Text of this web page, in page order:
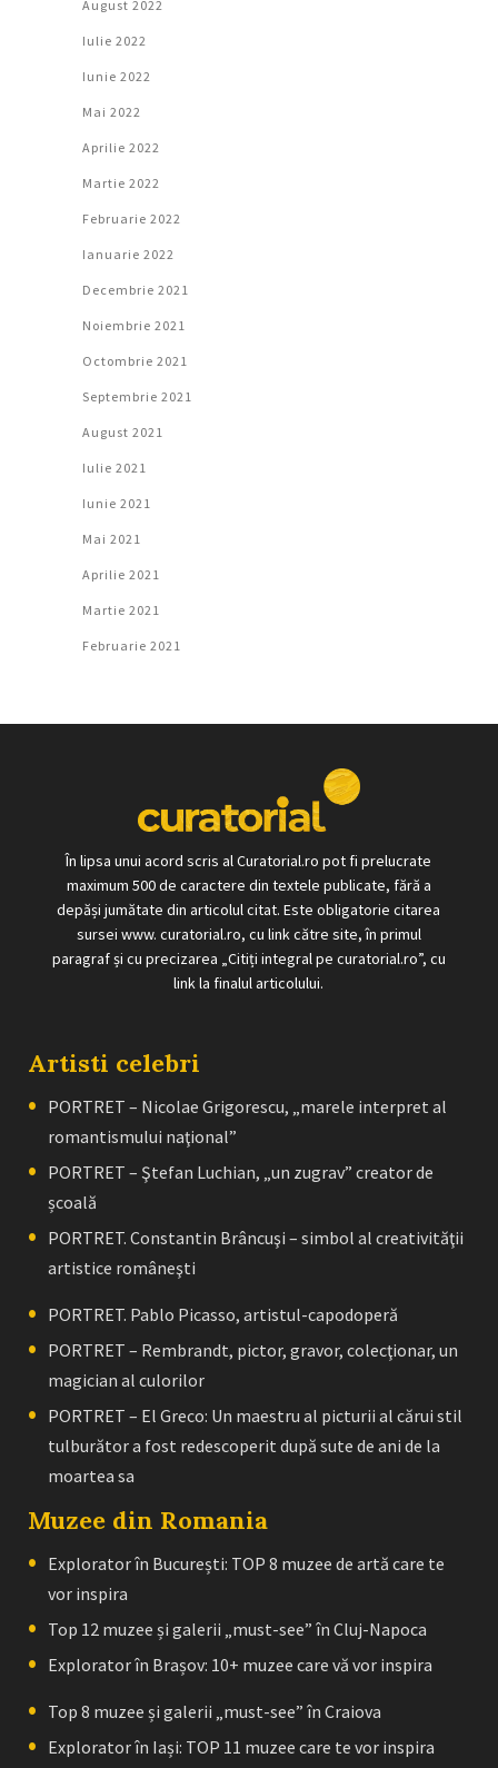
August 2022
Iulie 2022
Iunie 2022
Mai 2022
Aprilie 2022
Martie 2022
Februarie 2022
Ianuarie 2022
Decembrie 2021
Noiembrie 2021
Octombrie 2021
Septembrie 2021
August 2021
Iulie 2021
Iunie 2021
Mai 2021
Aprilie 2021
Martie 2021
Februarie 2021
În lipsa unui acord scris al Curatorial.ro pot fi prelucrate
maximum 500 de caractere din textele publicate, fără a
depăși jumătate din articolul citat. Este obligatorie citarea
sursei www. curatorial.ro, cu link către site, în primul
paragraf și cu precizarea „Citiți integral pe curatorial.ro”, cu
link la finalul articolului.
Artisti celebri
PORTRET – Nicolae Grigorescu, „marele interpret al
romantismului naţional”
PORTRET – Ştefan Luchian, „un zugrav” creator de
școală
PORTRET. Constantin Brâncuşi – simbol al creativităţii
artistice româneşti
PORTRET. Pablo Picasso, artistul-capodoperă
PORTRET – Rembrandt, pictor, gravor, colecţionar, un
magician al culorilor
PORTRET – El Greco: Un maestru al picturii al cărui stil
tulburător a fost redescoperit după sute de ani de la
moartea sa
Muzee din Romania
Explorator în București: TOP 8 muzee de artă care te
vor inspira
Top 12 muzee și galerii „must-see” în Cluj-Napoca
Explorator în Brașov: 10+ muzee care vă vor inspira
Top 8 muzee și galerii „must-see” în Craiova
Explorator în Iași: TOP 11 muzee care te vor inspira